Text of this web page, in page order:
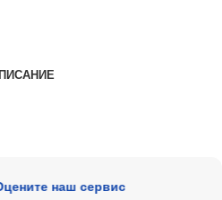
наш сервис